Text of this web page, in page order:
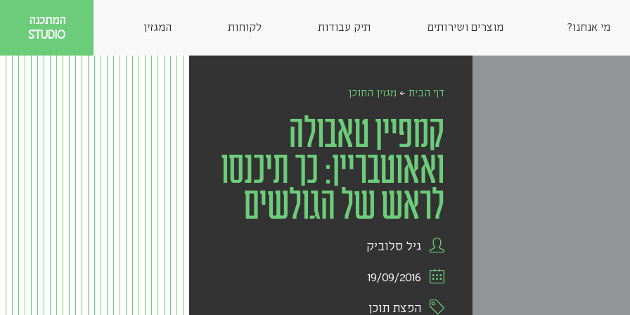
מי אנחנו? מוצרים ושירותים תיק עבודות לקוחות המגזין
המתכנה
STUDIO
דף הבית ← מגזין התוכן
קמפיין טאבולה
ואאוטבריין: כך תיכנסו
לראש של הגולשים
גיל סלוביק
19/09/2016
הפצת תוכן